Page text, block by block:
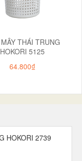
THÁI TRUNG
HOKORI 5125
64.800₫
HOKORI 2739